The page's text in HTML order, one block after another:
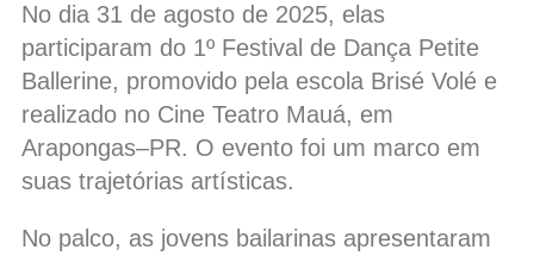
No dia 31 de agosto de 2025, elas
participaram do 1º Festival de Dança Petite
Ballerine, promovido pela escola Brisé Volé e
realizado no Cine Teatro Mauá, em
Arapongas–PR. O evento foi um marco em
suas trajetórias artísticas.
No palco, as jovens bailarinas apresentaram